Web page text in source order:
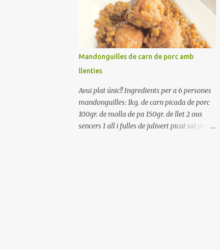
Renteu els pebrots i talleu-los a trossets.
Renteu les tomates i talleu-les a octaus.
Talleu les olives a rodanxes. Una hora abans
de portar a la taula, poseu els cigrons, ben
escorreguts, en un bol, amb la resta
d'ingredients: les tomates, el pebrot, la ceba,
(escorreguda), les olives i la tonyina
esmicolada. Amaniu amb sal i oli... bon
profit!!
Mandonguilles de carn de porc amb
llenties
Avui plat únic!! Ingredients per a 6 persones
mandonguilles: 1kg. de carn picada de porc
100gr. de molla de pa 150gr. de llet 2 ous
sencers 1 all i fulles de julivert picat sal pebre